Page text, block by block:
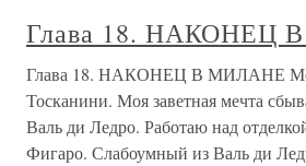
Глава 18. НАКОНЕЦ
Глава 18. НАКОНЕЦ В МИЛАНЕ
Тосканини. Моя заветная мечта
Валь ди Ледро. Работаю над
Фигаро. Слабоумный из Валь ди